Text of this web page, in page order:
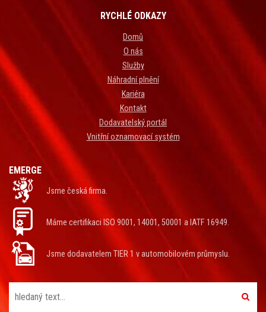
RYCHLÉ ODKAZY
Domů
O nás
Služby
Náhradní plnění
Kariéra
Kontakt
Dodavatelský portál
Vnitřní oznamovací systém
EMERGE
Jsme česká firma.
Máme certifikaci ISO 9001, 14001, 50001 a IATF 16949.
Jsme dodavatelem TIER 1 v automobilovém průmyslu.